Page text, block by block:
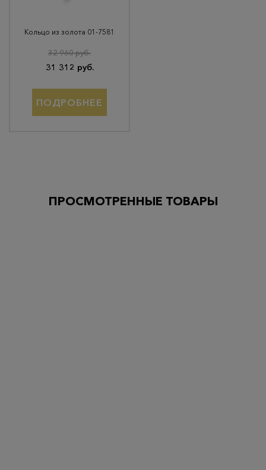
Кольцо из золота 01-7581
31 312 руб.
32 960 руб.
ПОДРОБНЕЕ
ПРОСМОТРЕННЫЕ ТОВАРЫ